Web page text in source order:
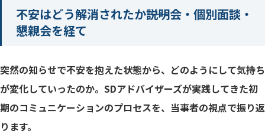
不安はどう解消されたか――説明会・個別面談・
懇親会を経て
突然の知らせで不安を抱えた状態から、どのようにして気持ち
が変化していったのか。SDアドバイザーズが実践してきた初
期のコミュニケーションのプロセスを、当事者の視点で振り返
ります。